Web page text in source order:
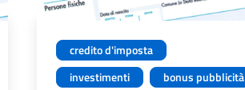
credito d'imposta
investimenti
bonus pubblicità